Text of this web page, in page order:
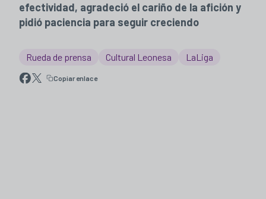
efectividad, agradeció el cariño de la afición y
pidió paciencia para seguir creciendo
Rueda de prensa Cultural Leonesa LaLiga
Copiar enlace